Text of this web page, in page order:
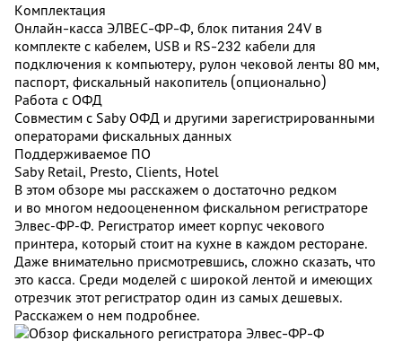
Комплектация
Онлайн-касса ЭЛВЕС-ФР-Ф, блок питания 24V в
комплекте с кабелем, USB и RS-232 кабели для
подключения к компьютеру, рулон чековой ленты 80 мм,
паспорт, фискальный накопитель (опционально)
Работа с ОФД
Совместим с Saby ОФД и другими зарегистрированными
операторами фискальных данных
Поддерживаемое ПО
Saby Retail, Presto, Clients, Hotel
В этом обзоре мы расскажем о достаточно редком
и во многом недооцененном фискальном регистраторе
Элвес‑ФР‑Ф. Регистратор имеет корпус чекового
принтера, который стоит на кухне в каждом ресторане.
Даже внимательно присмотревшись, сложно сказать, что
это касса. Среди моделей с широкой лентой и имеющих
отрезчик этот регистратор один из самых дешевых.
Расскажем о нем подробнее.